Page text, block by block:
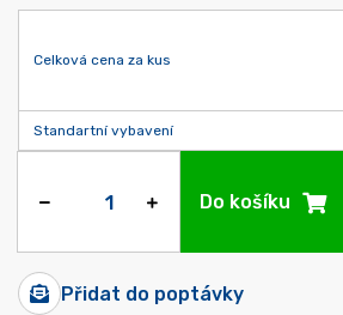
Celková cena za kus
Standartní vybavení
Do košíku
Přidat do poptávky